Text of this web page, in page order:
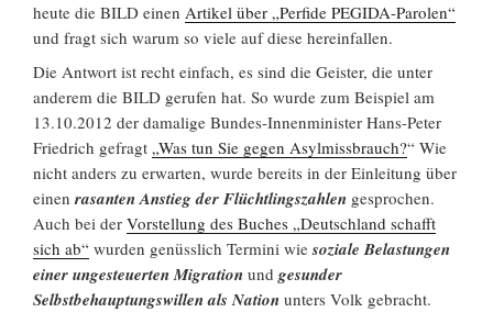
heute die BILD einen Artikel über „Perfide PEGIDA-Parolen“
und fragt sich warum so viele auf diese hereinfallen.
Die Antwort ist recht einfach, es sind die Geister, die unter
anderem die BILD gerufen hat. So wurde zum Beispiel am
13.10.2012 der damalige Bundes-Innenminister Hans-Peter
Friedrich gefragt „Was tun Sie gegen Asylmissbrauch?“ Wie
nicht anders zu erwarten, wurde bereits in der Einleitung über
einen rasanten Anstieg der Flüchtlingszahlen gesprochen.
Auch bei der Vorstellung des Buches „Deutschland schafft
sich ab“ wurden genüsslich Termini wie soziale Belastungen
einer ungesteuerten Migration und gesunder
Selbstbehauptungswillen als Nation unters Volk gebracht.